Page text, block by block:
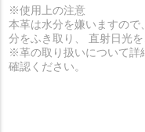
※使用上の注意
本革は水分を嫌いますので
分をふき取り、 直射日光
※革の取り扱いについて詳
確認ください。